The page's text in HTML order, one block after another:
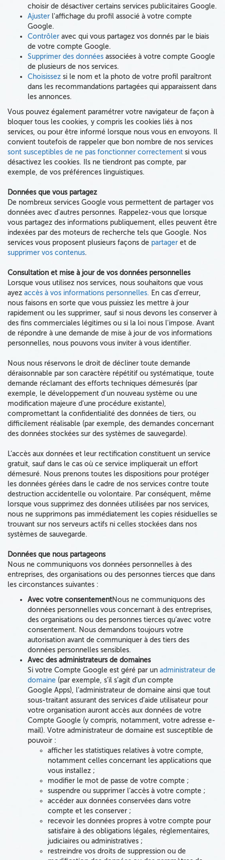
choisir de désactiver certains services publicitaires Google.
Ajuster l'affichage du profil associé à votre compte
Google.
Contrôler avec qui vous partagez vos donnés par le biais
de votre compte Google.
Supprimer des données associées à votre compte Google
de plusieurs de nos services.
Choisissez si le nom et la photo de votre profil paraîtront
dans les recommandations partagées qui apparaissent dans
les annonces.
Vous pouvez également paramétrer votre navigateur de façon à
bloquer tous les cookies, y compris les cookies liés à nos
services, ou pour être informé lorsque nous vous en envoyons. Il
convient toutefois de rappeler que bon nombre de nos services
sont susceptibles de ne pas fonctionner correctement si vous
désactivez les cookies. Ils ne tiendront pas compte, par
exemple, de vos préférences linguistiques.
Données que vous partagez
De nombreux services Google vous permettent de partager vos
données avec d'autres personnes. Rappelez-vous que lorsque
vous partagez des informations publiquement, elles peuvent être
indexées par des moteurs de recherche tels que Google. Nos
services vous proposent plusieurs façons de partager et de
supprimer vos contenus.
Consultation et mise à jour de vos données personnelles
Lorsque vous utilisez nos services, nous souhaitons que vous
ayez accès à vos informations personnelles. En cas d'erreur,
nous faisons en sorte que vous puissiez les mettre à jour
rapidement ou les supprimer, sauf si nous devons les conserver à
des fins commerciales légitimes ou si la loi nous l'impose. Avant
de répondre à une demande de mise à jour de vos informations
personnelles, nous pouvons vous inviter à vous identifier.
Nous nous réservons le droit de décliner toute demande
déraisonnable par son caractère répétitif ou systématique, toute
demande réclamant des efforts techniques démesurés (par
exemple, le développement d'un nouveau système ou une
modification majeure d'une procédure existante),
compromettant la confidentialité des données de tiers, ou
difficilement réalisable (par exemple, des demandes concernant
des données stockées sur des systèmes de sauvegarde).
L’accès aux données et leur rectification constituent un service
gratuit, sauf dans le cas où ce service impliquerait un effort
démesuré. Nous prenons toutes les dispositions pour protéger
les données gérées dans le cadre de nos services contre toute
destruction accidentelle ou volontaire. Par conséquent, même
lorsque vous supprimez des données utilisées par nos services,
nous ne supprimons pas immédiatement les copies résiduelles se
trouvant sur nos serveurs actifs ni celles stockées dans nos
systèmes de sauvegarde.
Données que nous partageons
Nous ne communiquons vos données personnelles à des
entreprises, des organisations ou des personnes tierces que dans
les circonstances suivantes :
Avec votre consentementNous ne communiquons des
données personnelles vous concernant à des entreprises,
des organisations ou des personnes tierces qu’avec votre
consentement. Nous demandons toujours votre
autorisation avant de communiquer à des tiers des
données personnelles sensibles.
Avec des administrateurs de domaines
Si votre Compte Google est géré par un administrateur de
domaine (par exemple, s’il s’agit d’un compte
Google Apps), l’administrateur de domaine ainsi que tout
sous-traitant assurant des services d’aide utilisateur pour
votre organisation auront accès aux données de votre
Compte Google (y compris, notamment, votre adresse e-
mail). Votre administrateur de domaine est susceptible de
pouvoir :
afficher les statistiques relatives à votre compte,
notamment celles concernant les applications que
vous installez ;
modifier le mot de passe de votre compte ;
suspendre ou supprimer l’accès à votre compte ;
accéder aux données conservées dans votre
compte et les conserver ;
recevoir les données propres à votre compte pour
satisfaire à des obligations légales, réglementaires,
judiciaires ou administratives ;
restreindre vos droits de suppression ou de